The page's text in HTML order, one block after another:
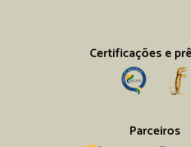
Certificações e
Parceiros